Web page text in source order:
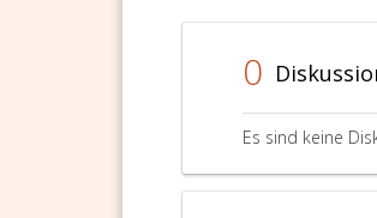
0
Es sind keine